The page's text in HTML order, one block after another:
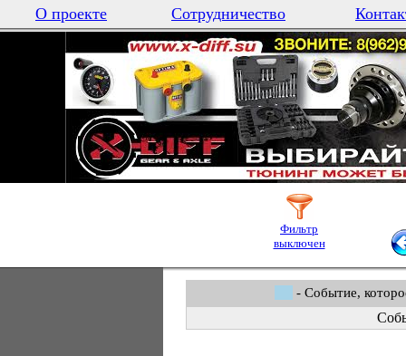
О проекте Сотрудничество
Фильтр
выключен
- Событие,